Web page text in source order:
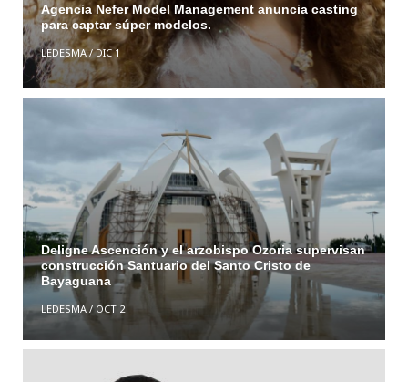
Agencia Nefer Model Management anuncia casting
para captar súper modelos.
LEDESMA/DIC 1
Deligne Ascención y el arzobispo Ozoria supervisan
construcción Santuario del Santo Cristo de
Bayaguana
LEDESMA/ OCT 2